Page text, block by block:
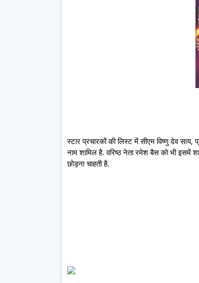
स्टार प्रचारकों की लिस्ट में सीएम विष्णु देव
नाम शामिल है. वरिष्ठ नेता रमेश बैस को भी इसमें
छोड़ना चाहती है.